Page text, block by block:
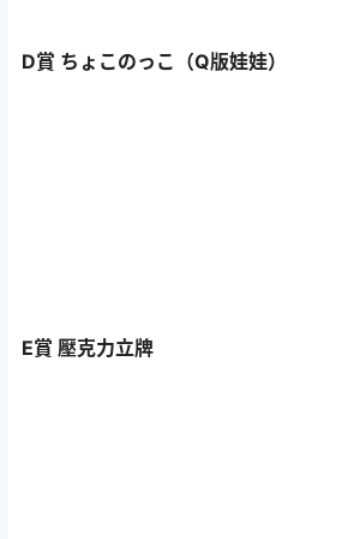
D賞 ちょこのっこ（Q版娃娃）
E賞 壓克力立牌